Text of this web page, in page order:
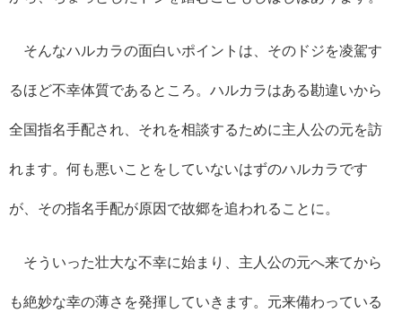
そんなハルカラの面白いポイントは、そのドジを凌駕す
るほど不幸体質であるところ。ハルカラはある勘違いから
全国指名手配され、それを相談するために主人公の元を訪
れます。何も悪いことをしていないはずのハルカラです
が、その指名手配が原因で故郷を追われることに。
そういった壮大な不幸に始まり、主人公の元へ来てから
も絶妙な幸の薄さを発揮していきます。元来備わっている